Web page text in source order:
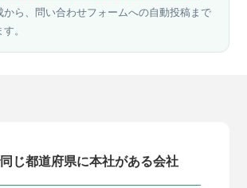
ら、問い合わせフォームへの自動投稿まで
。
じ都道府県に本社がある会社